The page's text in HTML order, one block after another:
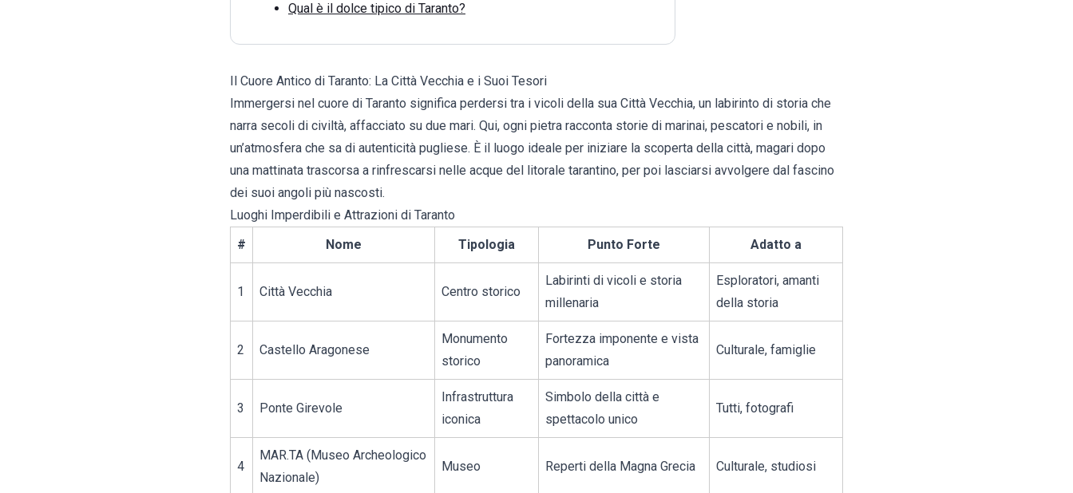
Qual è il dolce tipico di Taranto?
Il Cuore Antico di Taranto: La Città Vecchia e i Suoi Tesori
Immergersi nel cuore di Taranto significa perdersi tra i vicoli della sua Città Vecchia, un labirinto di storia che
narra secoli di civiltà, affacciato su due mari. Qui, ogni pietra racconta storie di marinai, pescatori e nobili, in
un’atmosfera che sa di autenticità pugliese. È il luogo ideale per iniziare la scoperta della città, magari dopo
una mattinata trascorsa a rinfrescarsi nelle acque del litorale tarantino, per poi lasciarsi avvolgere dal fascino
dei suoi angoli più nascosti.
Luoghi Imperdibili e Attrazioni di Taranto
#
Nome Tipologia Punto Forte Adatto a
1 Città Vecchia Centro storico
Labirinti di vicoli e storia
millenaria
Esploratori, amanti
della storia
2 Castello Aragonese
Monumento
storico
Fortezza imponente e vista
panoramica
Culturale, famiglie
3 Ponte Girevole
Infrastruttura
iconica
Simbolo della città e
spettacolo unico
Tutti, fotografi
4
MAR.TA (Museo Archeologico
Nazionale)
Museo Reperti della Magna Grecia Culturale, studiosi